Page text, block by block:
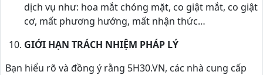
dịch vụ như: hoa mắt chóng mặt, co giật mắt, co giật
cơ, mất phương hướng, mất nhận thức…
GIỚI HẠN TRÁCH NHIỆM PHÁP LÝ
Bạn hiểu rõ và đồng ý rằng 5H30.VN, các nhà cung cấp